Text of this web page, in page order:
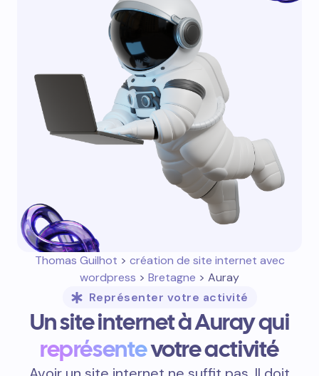
Thomas Guilhot > création de site internet avec
wordpress > Bretagne > Auray
Représenter votre activité
Un site internet à Auray qui
représentevotre activité